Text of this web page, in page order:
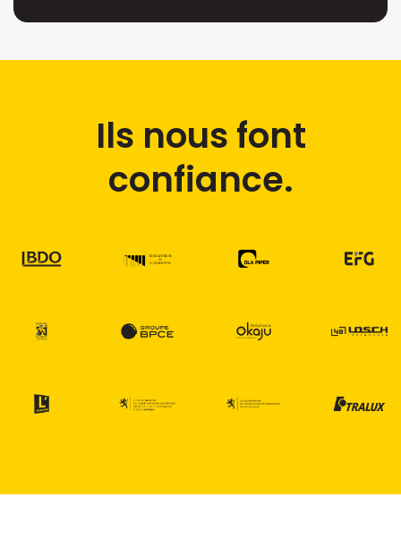
Ils nous font
confiance.